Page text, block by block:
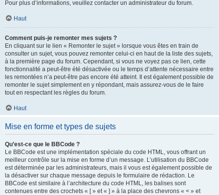
Pour plus d’informations, veuillez contacter un administrateur du forum.
Haut
Comment puis-je remonter mes sujets ?
En cliquant sur le lien « Remonter le sujet » lorsque vous êtes en train de
consulter un sujet, vous pouvez remonter celui-ci en haut de la liste des sujets,
à la première page du forum. Cependant, si vous ne voyez pas ce lien, cette
fonctionnalité a peut-être été désactivée ou le temps d’attente nécessaire entre
les remontées n’a peut-être pas encore été atteint. Il est également possible de
remonter le sujet simplement en y répondant, mais assurez-vous de le faire
tout en respectant les règles du forum.
Haut
Mise en forme et types de sujets
Qu’est-ce que le BBCode ?
Le BBCode est une implémentation spéciale du code HTML, vous offrant un
meilleur contrôle sur la mise en forme d’un message. L’utilisation du BBCode
est déterminée par les administrateurs, mais il vous est également possible de
la désactiver sur chaque message depuis le formulaire de rédaction. Le
BBCode est similaire à l’architecture du code HTML, les balises sont
contenues entre des crochets « [ » et « ] » à la place des chevrons « < » et